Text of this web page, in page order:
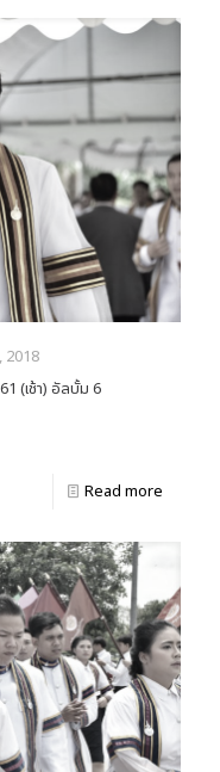
2018
(เช้า) อัลบั้ม 6
Read more